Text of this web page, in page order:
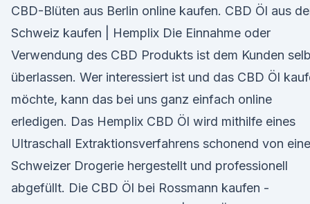
CBD-Blüten aus Berlin online kaufen. CBD Öl aus
Schweiz kaufen | Hemplix Die Einnahme oder
Verwendung des CBD Produkts ist dem Kunden
überlassen. Wer interessiert ist und das CBD Öl
möchte, kann das bei uns ganz einfach online
erledigen. Das Hemplix CBD Öl wird mithilfe eines
Ultraschall Extraktionsverfahrens schonend von
Schweizer Drogerie hergestellt und professionell
abgefüllt. Die CBD Öl bei Rossmann kaufen -